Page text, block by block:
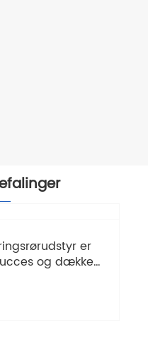
er
og dækker